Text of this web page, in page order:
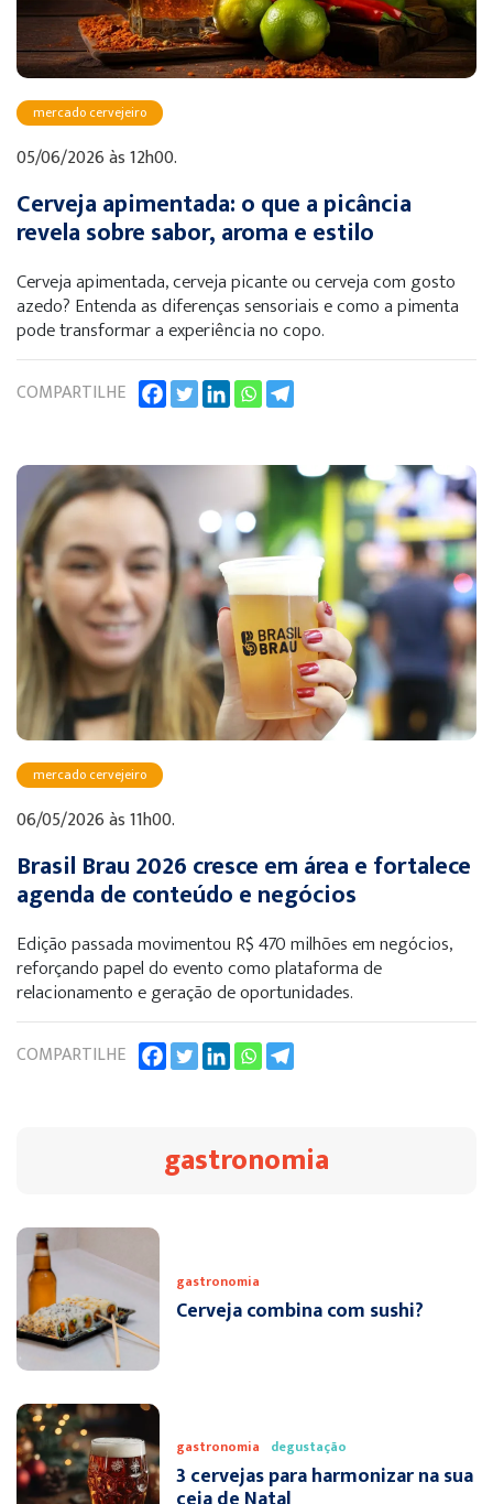
mercado cervejeiro
05/06/2026 às 12h00.
Cerveja apimentada: o que a picância
revela sobre sabor, aroma e estilo
Cerveja apimentada, cerveja picante ou cerveja com gosto
azedo? Entenda as diferenças sensoriais e como a pimenta
pode transformar a experiência no copo.
COMPARTILHE
mercado cervejeiro
06/05/2026 às 11h00.
Brasil Brau 2026 cresce em área e fortalece
agenda de conteúdo e negócios
Edição passada movimentou R$ 470 milhões em negócios,
reforçando papel do evento como plataforma de
relacionamento e geração de oportunidades.
COMPARTILHE
gastronomia
gastronomia
Cerveja combina com sushi?
gastronomia degustação
3 cervejas para harmonizar na sua